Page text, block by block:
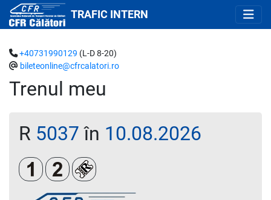
TRAFIC INTERN
Trenul meu
+40731990129 (L-D 8-20)
bileteonline@cfrcalatori.ro
R 5037 în 10.08.2026
Clasa 1Clasa a 2-aLoc rezervat (biletul se emite